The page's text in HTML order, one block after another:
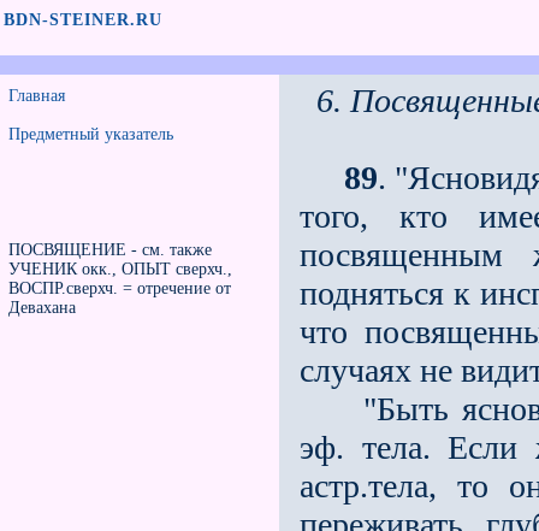
BDN-STEINER.RU
Главная
Предметный указатель
ПОСВЯЩЕНИЕ - см. также
УЧЕНИК окк., ОПЫТ сверхч.,
ВОСПР.сверхч. = отречение от
Девахана
6.
89.
того, кто
посвященным
подняться к
что
случаях не
"Быть
эф. тела. Если
астр.тела, то